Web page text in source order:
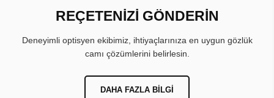
REÇETENİZİ GÖNDERİN
Deneyimli optisyen ekibimiz, ihtiyaçlarınıza en uygun gözlük
camı çözümlerini belirlesin.
DAHA FAZLA BILGI